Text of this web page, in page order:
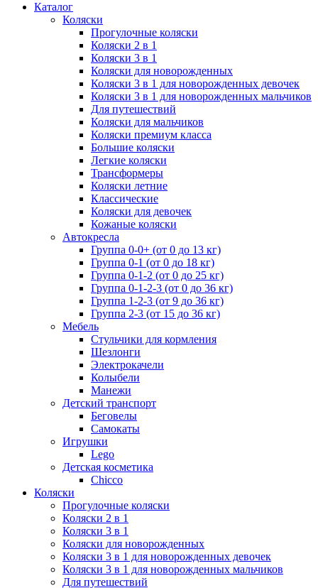
Каталог
Коляски
Прогулочные коляски
Коляски 2 в 1
Коляски 3 в 1
Коляски для новорожденных
Коляски 3 в 1 для новорожденных девочек
Коляски 3 в 1 для новорожденных мальчиков
Для путешествий
Коляски для мальчиков
Коляски премиум класса
Большие коляски
Легкие коляски
Трансформеры
Коляски летние
Классические
Коляски для девочек
Кожаные коляски
Автокресла
Группа 0-0+ (от 0 до 13 кг)
Группа 0-1 (от 0 до 18 кг)
Группа 0-1-2 (от 0 до 25 кг)
Группа 0-1-2-3 (от 0 до 36 кг)
Группа 1-2-3 (от 9 до 36 кг)
Группа 2-3 (от 15 до 36 кг)
Мебель
Cтульчики для кормления
Шезлонги
Электрокачели
Колыбели
Манежи
Детский транспорт
Беговелы
Самокаты
Игрушки
Lego
Детская косметика
Chicco
Коляски
Прогулочные коляски
Коляски 2 в 1
Коляски 3 в 1
Коляски для новорожденных
Коляски 3 в 1 для новорожденных девочек
Коляски 3 в 1 для новорожденных мальчиков
Для путешествий